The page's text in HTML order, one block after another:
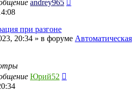
andrey965
при разгоне
20:34 » в форуме Автоматическая
Юрий52